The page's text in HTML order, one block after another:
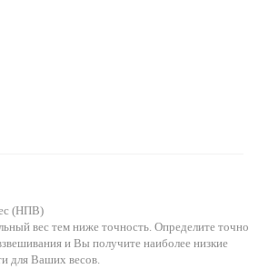
вес тем ниже точность. Определите точно
и Вы получите наиболее низкие
для Ваших весов.
(НПВ)